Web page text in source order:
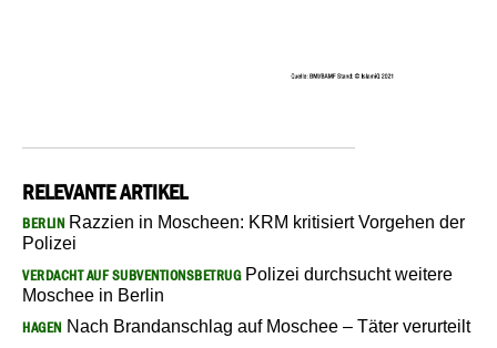
RELEVANTE ARTIKEL
BERLIN Razzien in Moscheen: KRM kritisiert Vorgehen der
Polizei
VERDACHT AUF SUBVENTIONSBETRUGPolizei durchsucht weitere
Moschee in Berlin
HAGEN Nach Brandanschlag auf Moschee – Täter verurteilt